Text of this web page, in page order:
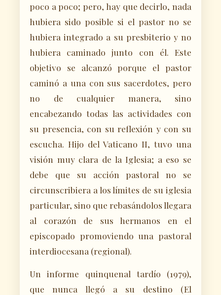
poco a poco; pero, hay que decirlo, nada
hubiera sido posible si el pastor no se
hubiera integrado a su presbiterio y no
hubiera caminado junto con él. Este
objetivo se alcanzó porque el pastor
caminó a una con sus sacerdotes, pero
no de cualquier manera, sino
encabezando todas las actividades con
su presencia, con su reflexión y con su
escucha. Hijo del Vaticano II, tuvo una
visión muy clara de la Iglesia; a eso se
debe que su acción pastoral no se
circunscribiera a los límites de su iglesia
particular, sino que rebasándolos llegara
al corazón de sus hermanos en el
episcopado promoviendo una pastoral
interdiocesana (regional).
Un informe quinquenal tardío (1979),
que nunca llegó a su destino (El